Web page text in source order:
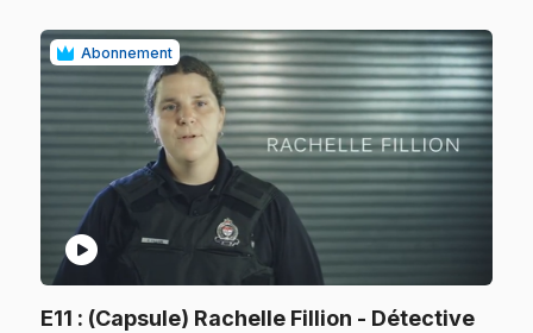
Abonnement
play_circle
E11 : (Capsule) Rachelle Fillion - Détective